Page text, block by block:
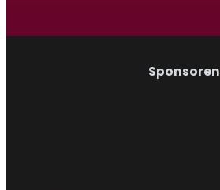
Sponsoren